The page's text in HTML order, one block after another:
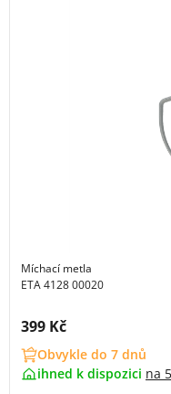
Míchací metla
ETA 4128 00020
Cena s DPH:
399 Kč
Obvykle do 7 dnů
ihned k dispozici na